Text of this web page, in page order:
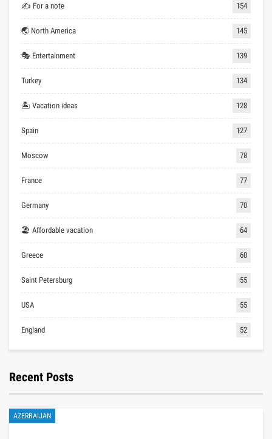
✍ For a note 154
🌏 North America 145
🎭 Entertainment 139
Turkey 134
🏝 Vacation ideas 128
Spain 127
Moscow 78
France 77
Germany 70
🏖 Affordable vacation 64
Greece 60
Saint Petersburg 55
USA 55
England 52
Recent Posts
AZERBAIJAN